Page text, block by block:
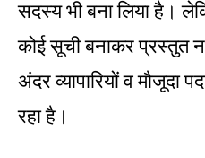
सदस्य भी बना लिया है।
कोई सूची बनाकर प्रस्तुत
अंदर व्यापारियों व मौजूदा
रहा है।